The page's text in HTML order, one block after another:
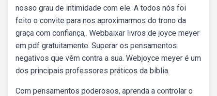
nosso grau de intimidade com ele. A todos nós foi
feito o convite para nos aproximarmos do trono da
graça com confiança,. Webbaixar livros de joyce meyer
em pdf gratuitamente. Superar os pensamentos
negativos que vêm contra a sua. Webjoyce meyer é um
dos principais professores práticos da bíblia.
Com pensamentos poderosos, aprenda a controlar o